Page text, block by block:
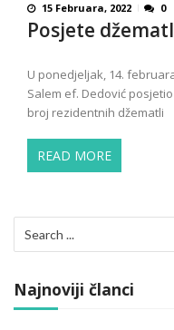
15 Februara, 2022 0
Posjete
U ponedjeljak, 14.
Salem ef. Dedović
broj rezidentnih džematli
READ MORE
for:
Najnoviji članci